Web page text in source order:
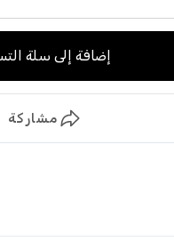
إضافة إلى سلة
مشاركة